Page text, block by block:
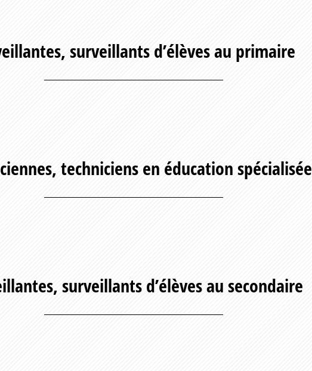
surveillants d’élèves au primaire
techniciens en éducation spécialisée
surveillants d’élèves au secondaire